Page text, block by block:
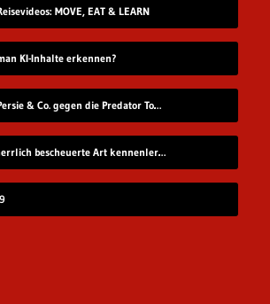
MOVE, EAT & LEARN
KI-Inhalte erkennen?
Xavi, Van Persie & Co. gegen die Predator Todeszonen
Paris auf herrlich bescheuerte Art kennenlernen